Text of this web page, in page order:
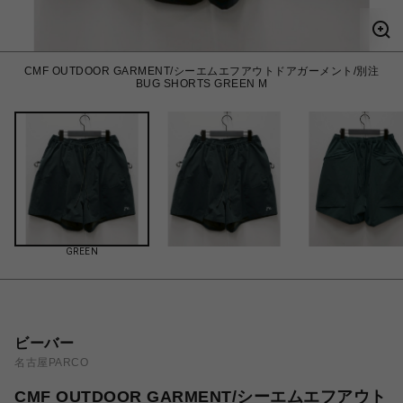
CMF OUTDOOR GARMENT/シーエムエフアウトドアガーメント/別注
BUG SHORTS GREEN M
GREEN
ビーバー
名古屋PARCO
CMF OUTDOOR GARMENT/シーエムエフアウト